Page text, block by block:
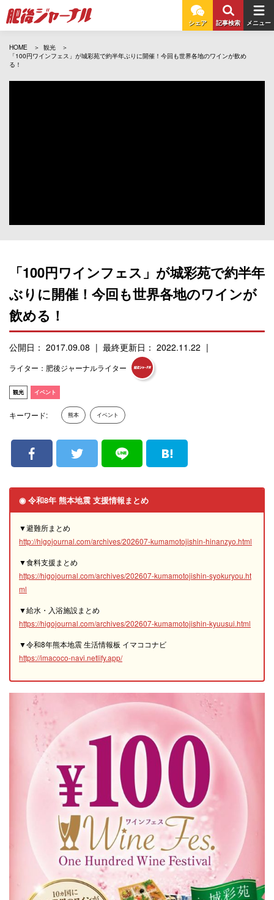
シェア 記事検索 メニュー
HOME
観光
「100円ワインフェス」が城彩苑で約半年ぶりに開催！今回も世界各地のワインが飲め
る！
「100円ワインフェス」が城彩苑で約半年
ぶりに開催！今回も世界各地のワインが
飲める！
公開日： 2017.09.08 最終更新日： 2022.11.22
ライター：肥後ジャーナルライター
観光 イベント
キーワード: 熊本 イベント
◉ 令和8年 熊本地震 支援情報まとめ
▼避難所まとめ
http://higojournal.com/archives/202607-kumamotojishin-hinanzyo.html
▼食料支援まとめ
https://higojournal.com/archives/202607-kumamotojishin-syokuryou.ht
ml
▼給水・入浴施設まとめ
https://higojournal.com/archives/202607-kumamotojishin-kyuusui.html
▼令和8年熊本地震 生活情報板 イマココナビ
https://imacoco-navi.netlify.app/